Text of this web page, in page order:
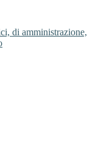
di amministrazione,